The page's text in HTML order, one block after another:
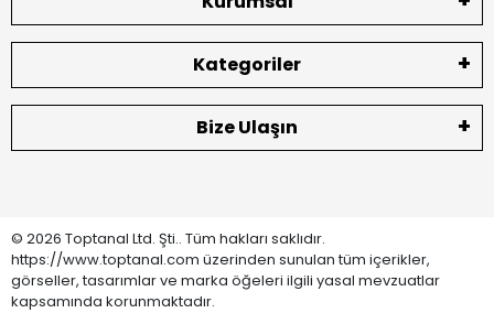
Kategoriler
Bize Ulaşın
© 2026 Toptanal Ltd. Şti.. Tüm hakları saklıdır.
https://www.toptanal.com üzerinden sunulan tüm içerikler,
görseller, tasarımlar ve marka öğeleri ilgili yasal mevzuatlar
kapsamında korunmaktadır.